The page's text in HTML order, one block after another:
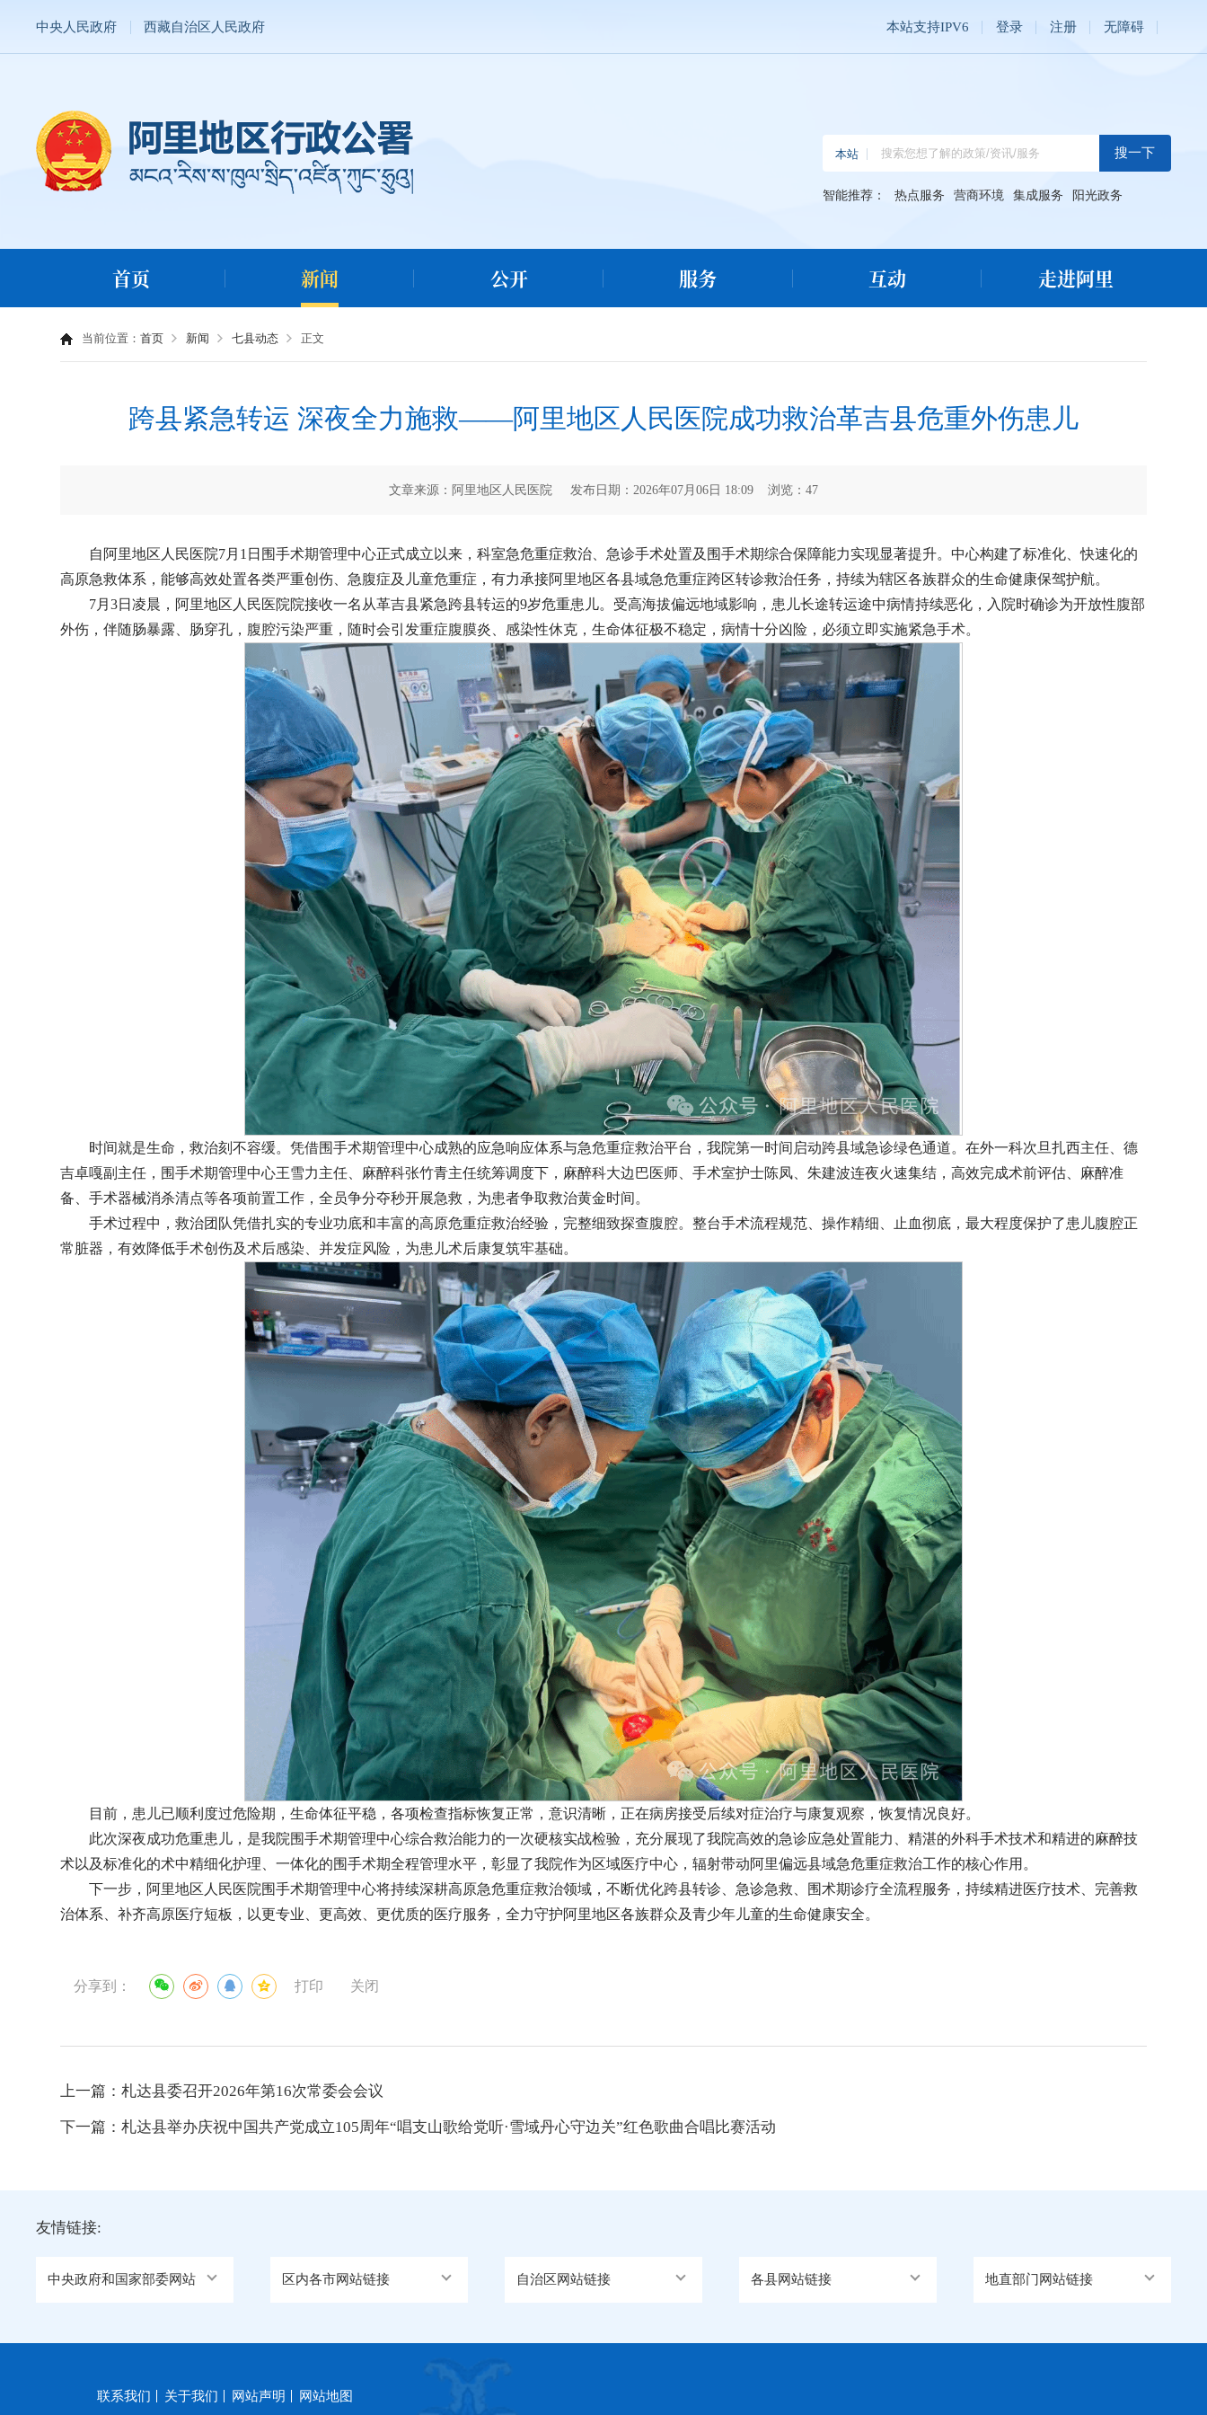
中央人民政府 西藏自治区人民政府 本站支持IPV6 登录 注册 无障碍
智能推荐： 热点服务 营商环境 集成服务 阳光政务
首页 新闻 公开 服务 互动 走进阿里
当前位置：首页 新闻 七县动态 正文
跨县紧急转运 深夜全力施救——阿里地区人民医院成功救治革吉县危重外伤患儿
文章来源：阿里地区人民医院 发布日期：2026年07月06日 18:09 浏览： 47
自阿里地区人民医院7月1日围手术期管理中心正式成立以来，科室急危重症救治、急诊手术处置及围手术期综合保障能力实现显著提升。中心构建了标准化、快速化的
高原急救体系，能够高效处置各类严重创伤、急腹症及儿童危重症，有力承接阿里地区各县域急危重症跨区转诊救治任务，持续为辖区各族群众的生命健康保驾护航。
7月3日凌晨，阿里地区人民医院院接收一名从革吉县紧急跨县转运的9岁危重患儿。受高海拔偏远地域影响，患儿长途转运途中病情持续恶化，入院时确诊为开放性腹部
外伤，伴随肠暴露、肠穿孔，腹腔污染严重，随时会引发重症腹膜炎、感染性休克，生命体征极不稳定，病情十分凶险，必须立即实施紧急手术。
时间就是生命，救治刻不容缓。凭借围手术期管理中心成熟的应急响应体系与急危重症救治平台，我院第一时间启动跨县域急诊绿色通道。在外一科次旦扎西主任、德
吉卓嘎副主任，围手术期管理中心王雪力主任、麻醉科张竹青主任统筹调度下，麻醉科大边巴医师、手术室护士陈凤、朱建波连夜火速集结，高效完成术前评估、麻醉准
备、手术器械消杀清点等各项前置工作，全员争分夺秒开展急救，为患者争取救治黄金时间。
手术过程中，救治团队凭借扎实的专业功底和丰富的高原危重症救治经验，完整细致探查腹腔。整台手术流程规范、操作精细、止血彻底，最大程度保护了患儿腹腔正
常脏器，有效降低手术创伤及术后感染、并发症风险，为患儿术后康复筑牢基础。
目前，患儿已顺利度过危险期，生命体征平稳，各项检查指标恢复正常，意识清晰，正在病房接受后续对症治疗与康复观察，恢复情况良好。
此次深夜成功危重患儿，是我院围手术期管理中心综合救治能力的一次硬核实战检验，充分展现了我院高效的急诊应急处置能力、精湛的外科手术技术和精进的麻醉技
术以及标准化的术中精细化护理、一体化的围手术期全程管理水平，彰显了我院作为区域医疗中心，辐射带动阿里偏远县域急危重症救治工作的核心作用。
下一步，阿里地区人民医院围手术期管理中心将持续深耕高原急危重症救治领域，不断优化跨县转诊、急诊急救、围术期诊疗全流程服务，持续精进医疗技术、完善救
治体系、补齐高原医疗短板，以更专业、更高效、更优质的医疗服务，全力守护阿里地区各族群众及青少年儿童的生命健康安全。
分享到： 打印 关闭
上一篇：札达县委召开2026年第16次常委会会议
下一篇：札达县举办庆祝中国共产党成立105周年“唱支山歌给党听·雪域丹心守边关”红色歌曲合唱比赛活动
友情链接:
中央政府和国家部委网站 区内各市网站链接 自治区网站链接 各县网站链接 地直部门网站链接
联系我们 关于我们 网站声明 网站地图